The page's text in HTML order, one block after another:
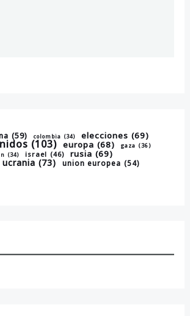
(59) colombia (34) elecciones (69)
(103) europa (68) gaza (36)
(34) israel (46) rusia (69)
ucrania (73) union europea (54)